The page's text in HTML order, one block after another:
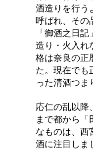
酒造りを行う
呼ばれ、その
「御酒之日
造り・火入れ
格は奈良の正
た。現在でも
った清酒つま
応仁の乱以降
まで都から
なものは、西
酒に注目しま